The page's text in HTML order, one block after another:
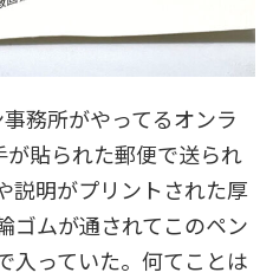
務所がやってるオンラ
貼られた郵便で送られ
説明がプリントされた厚
ゴムが通されてこのペン
入っていた。何てことは